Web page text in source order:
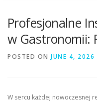
Profesjonalne
w Gastronomii:
POSTED ON JUNE 4, 2026
W sercu każdej nowoczesnej